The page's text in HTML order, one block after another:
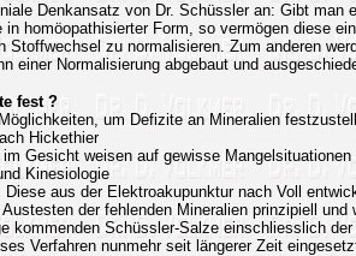
Denkansatz von Dr. Schüssler an: Gibt man
homöopathisierter Form, so vermögen diese
Stoffwechsel zu normalisieren. Zum anderen
einer Normalisierung abgebaut und
fest ?
um Defizite an Mineralien
Hickethier
Gesicht weisen auf gewisse Mangelsituationen
Kinesiologie
Diese aus der Elektroakupunktur nach Voll
der fehlenden Mineralien prinzipiell und
kommenden Schüssler-Salze einschliesslich
Verfahren nunmehr seit längerer Zeit